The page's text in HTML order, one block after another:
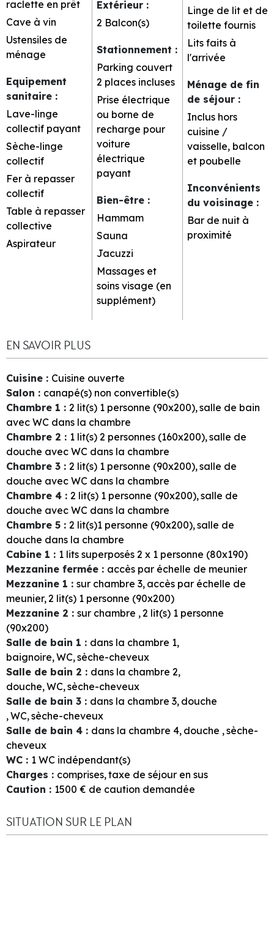
raclette en prêt
Cave à vin
Ustensiles de
ménage
Equipement
sanitaire :
Lave-linge
collectif payant
Sèche-linge
collectif
Fer à repasser
collectif
Table à repasser
collective
Aspirateur
Extérieur :
2 Balcon(s)
Stationnement :
Parking couvert
2 places incluses
Prise électrique
ou borne de
recharge pour
voiture
électrique
payant
Bien-être :
Hammam
Sauna
Jacuzzi
Massages et
soins visage (en
supplément)
Linge de lit et de
toilette fournis
Lits faits à
l'arrivée
Ménage de fin
de séjour :
Inclus hors
cuisine /
vaisselle, balcon
et poubelle
Inconvénients
du voisinage :
Bar de nuit à
proximité
EN SAVOIR PLUS
Cuisine : Cuisine ouverte
Salon : canapé(s) non convertible(s)
Chambre 1 : 2 lit(s) 1 personne (90x200) salle de bain
avec WC dans la chambre
Chambre 2 : 1 lit(s) 2 personnes (160x200) salle de
douche avec WC dans la chambre
Chambre 3 : 2 lit(s) 1 personne (90x200) salle de
douche avec WC dans la chambre
Chambre 4 : 2 lit(s) 1 personne (90x200) salle de
douche avec WC dans la chambre
Chambre 5 : 2 lit(s)1 personne (90x200) salle de
douche dans la chambre
Cabine 1 : 1 lits superposés 2 x 1 personne (80x190)
Mezzanine fermée : accès par échelle de meunier
Mezzanine 1 : sur chambre 3 accès par échelle de
meunier 2 lit(s) 1 personne (90x200)
Mezzanine 2 : sur chambre 2 lit(s) 1 personne
(90x200)
Salle de bain 1 : dans la chambre 1
baignoire WC sèche-cheveux
Salle de bain 2 : dans la chambre 2
douche WC sèche-cheveux
Salle de bain 3 : dans la chambre 3 douche
WC sèche-cheveux
Salle de bain 4 : dans la chambre 4 douche sèche-
cheveux
WC : 1 WC indépendant(s)
Charges : comprises taxe de séjour en sus
Caution : 1500 € de caution demandée
SITUATION SUR LE PLAN